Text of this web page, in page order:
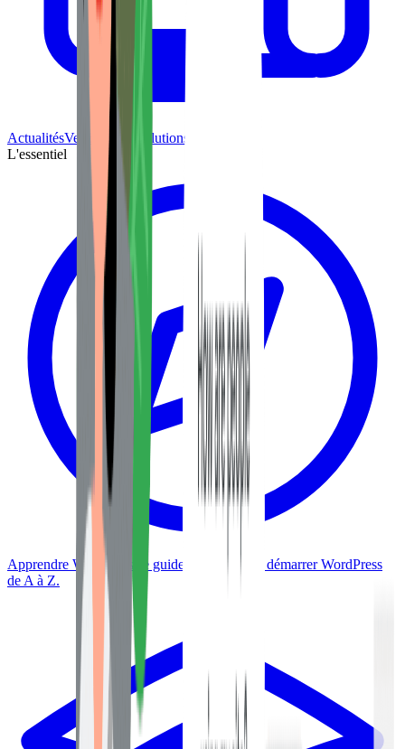
ActualitésVersions et évolutions WordPress
L'essentiel
Apprendre WordPress
Le guide complet pour démarrer WordPress
de A à Z.